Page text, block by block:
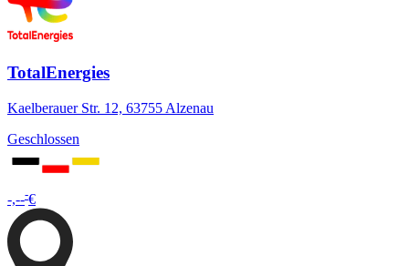
TotalEnergies
Kaelberauer Str. 12, 63755 Alzenau
Geschlossen
-,---€